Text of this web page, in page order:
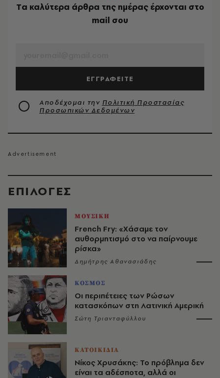
EΠΙΛΟΓΈΣ
ΜΟΥΣΙΚΗ
French Fry: «Χάσαμε τον
αυθορμητισμό στο να παίρνουμε
ρίσκα»
Δημήτρης Αθανασιάδης
ΚΟΣΜΟΣ
Οι περιπέτειες των Ρώσων
κατασκόπων στη Λατινική Αμερική
Σώτη Τριανταφύλλου
ΚΑΤΟΙΚΙΔΙΑ
Νίκος Χρυσάκης: Το πρόβλημα δεν
είναι τα αδέσποτα, αλλά οι
Tα καλύτερα άρθρα της ημέρας έρχονται στο
mail σου
ΕΓΓΡΑΦΕΙΤΕ
Αποδέχομαι την Πολιτική Προστασίας
Προσωπικών Δεδομένων